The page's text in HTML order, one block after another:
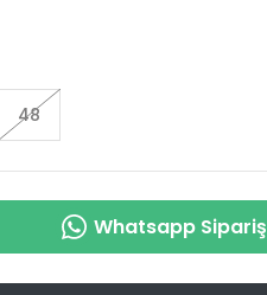
48
Whatsapp Sipariş